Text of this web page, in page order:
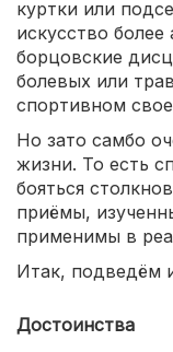
куртки или
искусство более
борцовские
болевых или
спортивном
Но зато самбо
жизни. То есть
бояться
приёмы,
применимы в
Итак, подведём
Достоинства